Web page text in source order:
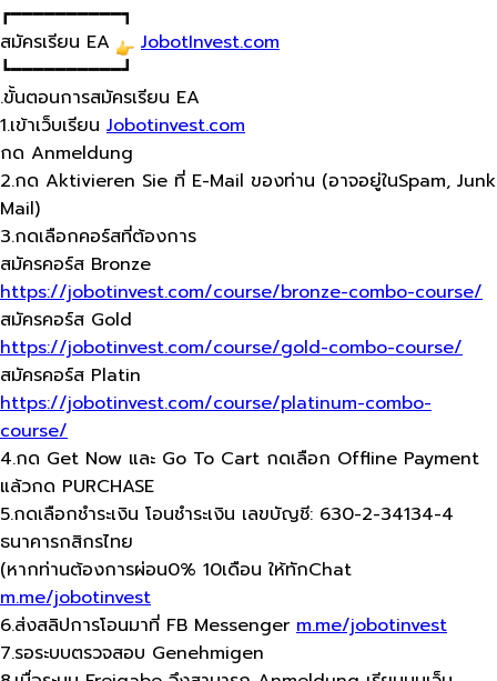
┏━━━━━━━━━━┓
สมัครเรียน EA
JobotInvest.com
┗━━━━━━━━━━┛
.ขั้นตอนการสมัครเรียน​ EA
1.เข้าเว็บเรียน Jobotinvest.com
กด Anmeldung
2.กด Aktivieren Sie ที่ E-Mail ของท่าน (อาจอยู่ในSpam, Junk
Mail)
3.กดเลือกคอร์สที่ต้องการ
สมัครคอร์ส Bronze
https://jobotinvest.com/course/bronze-combo-course/
สมัครคอร์ส Gold
https://jobotinvest.com/course/gold-combo-course/
สมัครคอร์ส Platin
https://jobotinvest.com/course/platinum-combo-
course/
4.กด Get Now และ Go To Cart กดเลือก Offline Payment
แล้วกด PURCHASE
5.กดเลือกชำระเงิน โอนชำระเงิน เลขบัญชี: 630-2-34134-4
ธนาคารกสิกรไทย
(หากท่านต้องการผ่อน0% 10เดือน ให้ทักChat
m.me/jobotinvest
6.ส่งสลิปการโอนมาที่ FB Messenger m.me/jobotinvest
7.รอระบบตรวจสอบ Genehmigen